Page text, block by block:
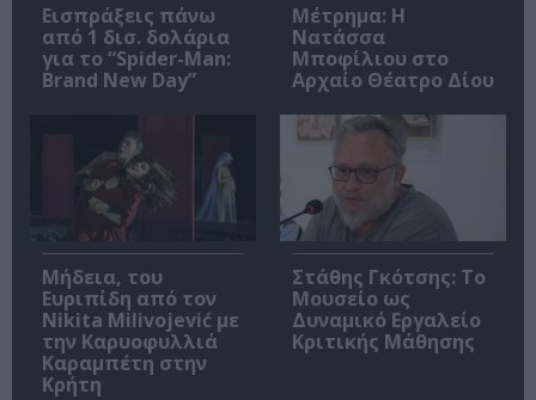
Εισπράξεις πάνω
από 1 δισ. δολάρια
για το “Spider-Man:
Brand New Day”
Μέτρημα: Η
Νατάσσα
Μποφίλιου στο
Αρχαίο Θέατρο Δίου
Μήδεια, του
Ευριπίδη από τον
Nikita Milivojević με
την Καρυοφυλλιά
Καραμπέτη στην
Κρήτη
Στάθης Γκότσης: Το
Μουσείο ως
Δυναμικό Εργαλείο
Κριτικής Μάθησης